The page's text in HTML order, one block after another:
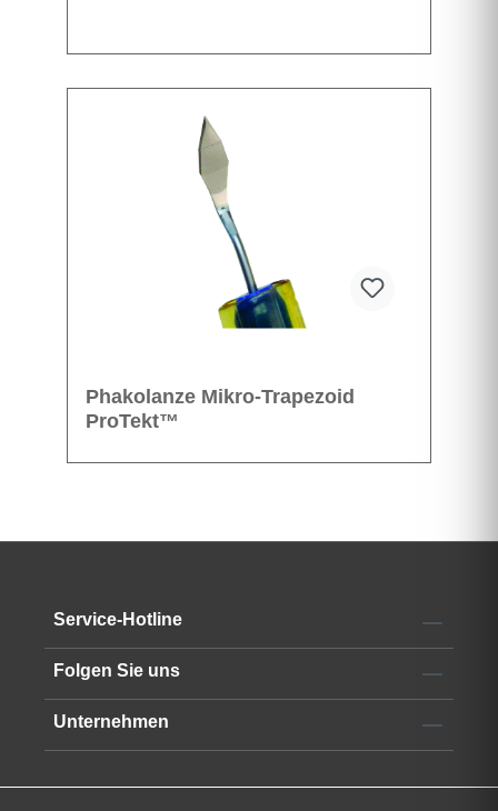
Phakolanze Mikro-Trapezoid
ProTekt™
Service-Hotline
Folgen Sie uns
Unternehmen